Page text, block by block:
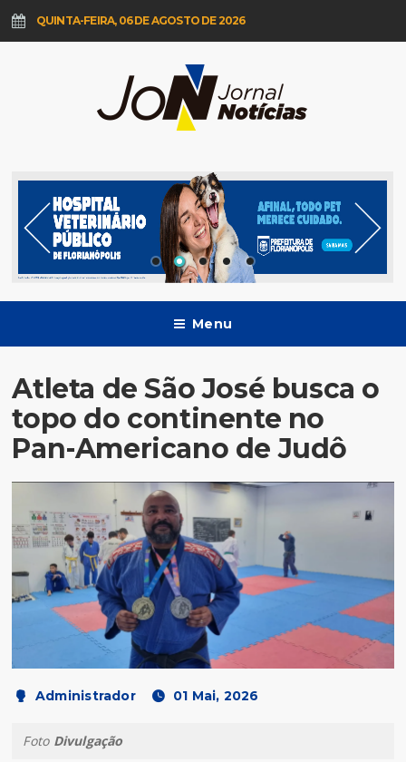
QUINTA-FEIRA, 06 DE AGOSTO DE 2026
Menu
Atleta de São José busca o
topo do continente no
Pan-Americano de Judô
Administrador 01 Mai, 2026
Foto Divulgação